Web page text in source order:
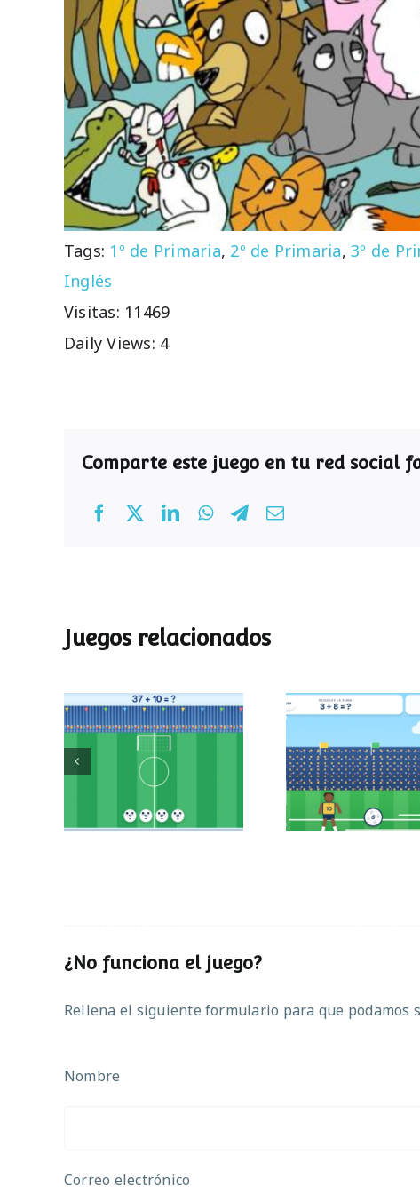
Tags: 1º de Primaria, 2º de Primaria,3º de
Inglés
Visitas: 11469
Daily Views: 4
Comparte este juego en tu red social
Juegos relacionados
Mundial de
operaciones
Partido de
¿No funciona el juego?
Rellena el siguiente formulario para que podamos
Nombre
Correo electrónico